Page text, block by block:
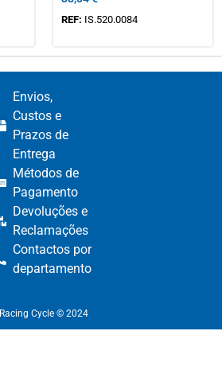
REF: IS.520.0084
Envios,
Custos e
Prazos de
Entrega
Métodos de
Pagamento​
Devoluções e
Reclamações​
Contactos por
departamento​
Racing Cycle © 2024